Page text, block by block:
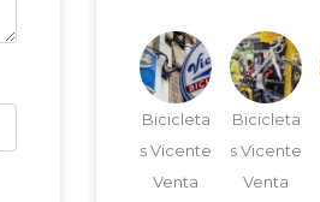
Bicicleta
s Vicente
Venta
Bicicleta
s Vicente
Venta